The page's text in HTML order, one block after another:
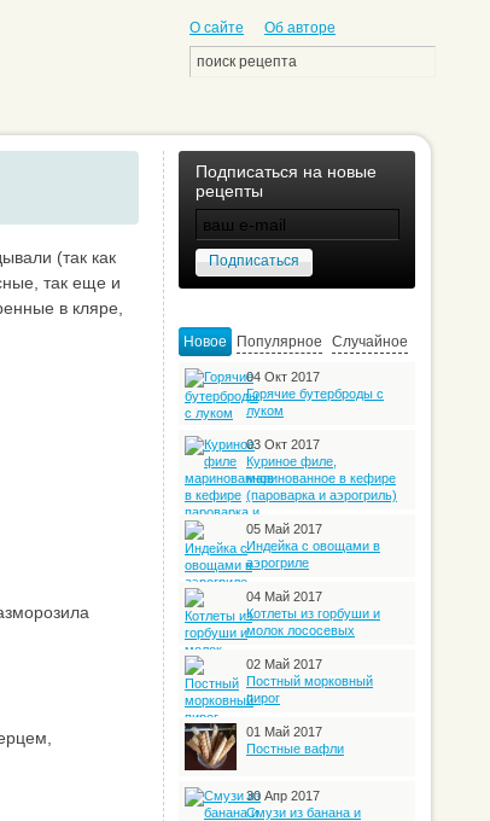
О сайте Об авторе
(так как
так еще и
в кляре,
Подписаться на новые
рецепты
Новое Популярное Случайное
04 Окт 2017
Горячие бутерброды с
луком
03 Окт 2017
Куриное филе,
маринованное в кефире
(пароварка и аэрогриль)
05 Май 2017
Индейка с овощами в
аэрогриле
04 Май 2017
Котлеты из горбуши и
молок лососевых
02 Май 2017
Постный морковный
пирог
01 Май 2017
Постные вафли
30 Апр 2017
Смузи из банана и